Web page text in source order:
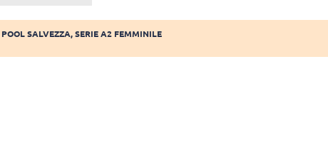
POOL SALVEZZA,SERIE A2 FEMMINILE